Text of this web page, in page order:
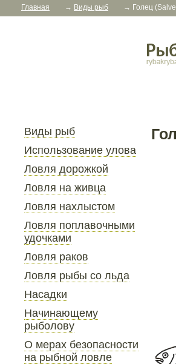
Главная → Виды рыб → Голец
Виды рыб
Использование улова
Ловля дорожкой
Ловля на живца
Ловля нахлыстом
Ловля поплавочными
удочками
Ловля раков
Ловля рыбы со льда
Насадки
Начинающему
рыболову
О мерах безопасности
на рыбной ловле